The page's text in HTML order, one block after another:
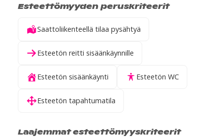
Esteettömyyden peruskriteerit
Saattoliikenteellä tilaa pysähtyä
Esteetön reitti sisäänkäynnille
Esteetön sisäänkäynti Esteetön WC
Esteetön tapahtumatila
Laajemmat esteettömyyskriteerit